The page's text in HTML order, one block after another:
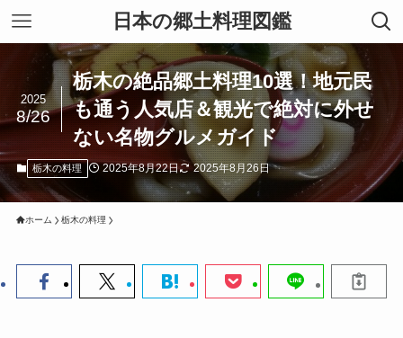
日本の郷土料理図鑑
栃木の絶品郷土料理10選！地元民
も通う人気店＆観光で絶対に外せ
ない名物グルメガイド
2025
8/26
栃木の料理 2025年8月22日 2025年8月26日
ホーム 栃木の料理